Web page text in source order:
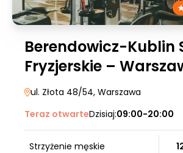
Berendowicz-Kublin
Fryzjerskie –
ul. Złota 48/54, Warszawa
Teraz otwarteDzisiaj:09:00-20:00
Strzyżenie męskie